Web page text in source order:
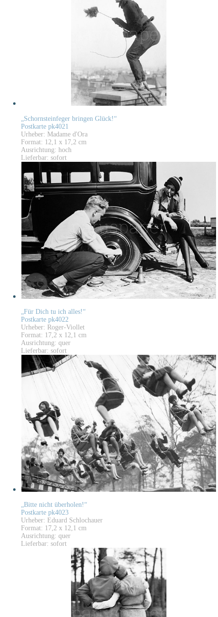
„Schornsteinfeger bringen Glück!“
Postkarte pk4021
Urheber: Madame d'Ora
Format: 12,1 x 17,2 cm
Ausrichtung: hoch
Lieferbar: sofort
„Für Dich tu ich alles!“
Postkarte pk4022
Urheber: Roger-Viollet
Format: 17,2 x 12,1 cm
Ausrichtung: quer
Lieferbar: sofort
„Bitte nicht überholen!“
Postkarte pk4023
Urheber: Eduard Schlochauer
Format: 17,2 x 12,1 cm
Ausrichtung: quer
Lieferbar: sofort